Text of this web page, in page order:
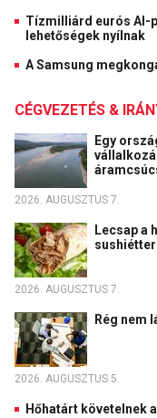
Tízmilliárd eurós AI-
lehetőségek nyílnak
A Samsung
CÉGVEZETÉS &
Egy
2026. AUGUSZTUS 7.
Lecsap a
2026. AUGUSZTUS 7.
Rég nem
2026. AUGUSZTUS 5.
Hőhatárt követelnek